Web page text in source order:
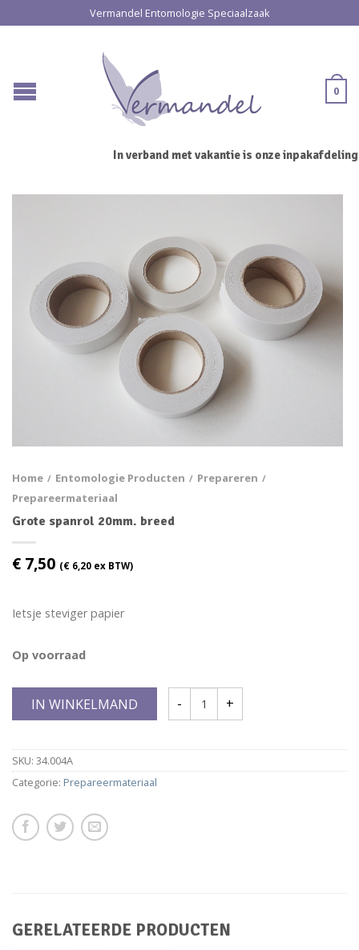
Vermandel Entomologie Speciaalzaak
0
In verband met vakantie is onze inpakafdeling
Home / Entomologie Producten / Prepareren /
Prepareermateriaal
Grote spanrol 20mm. breed
€ 7,50 (€ 6,20 ex BTW)
Ietsje steviger papier
Op voorraad
IN WINKELMAND
SKU: 34.004A
Categorie: Prepareermateriaal
GERELATEERDE PRODUCTEN